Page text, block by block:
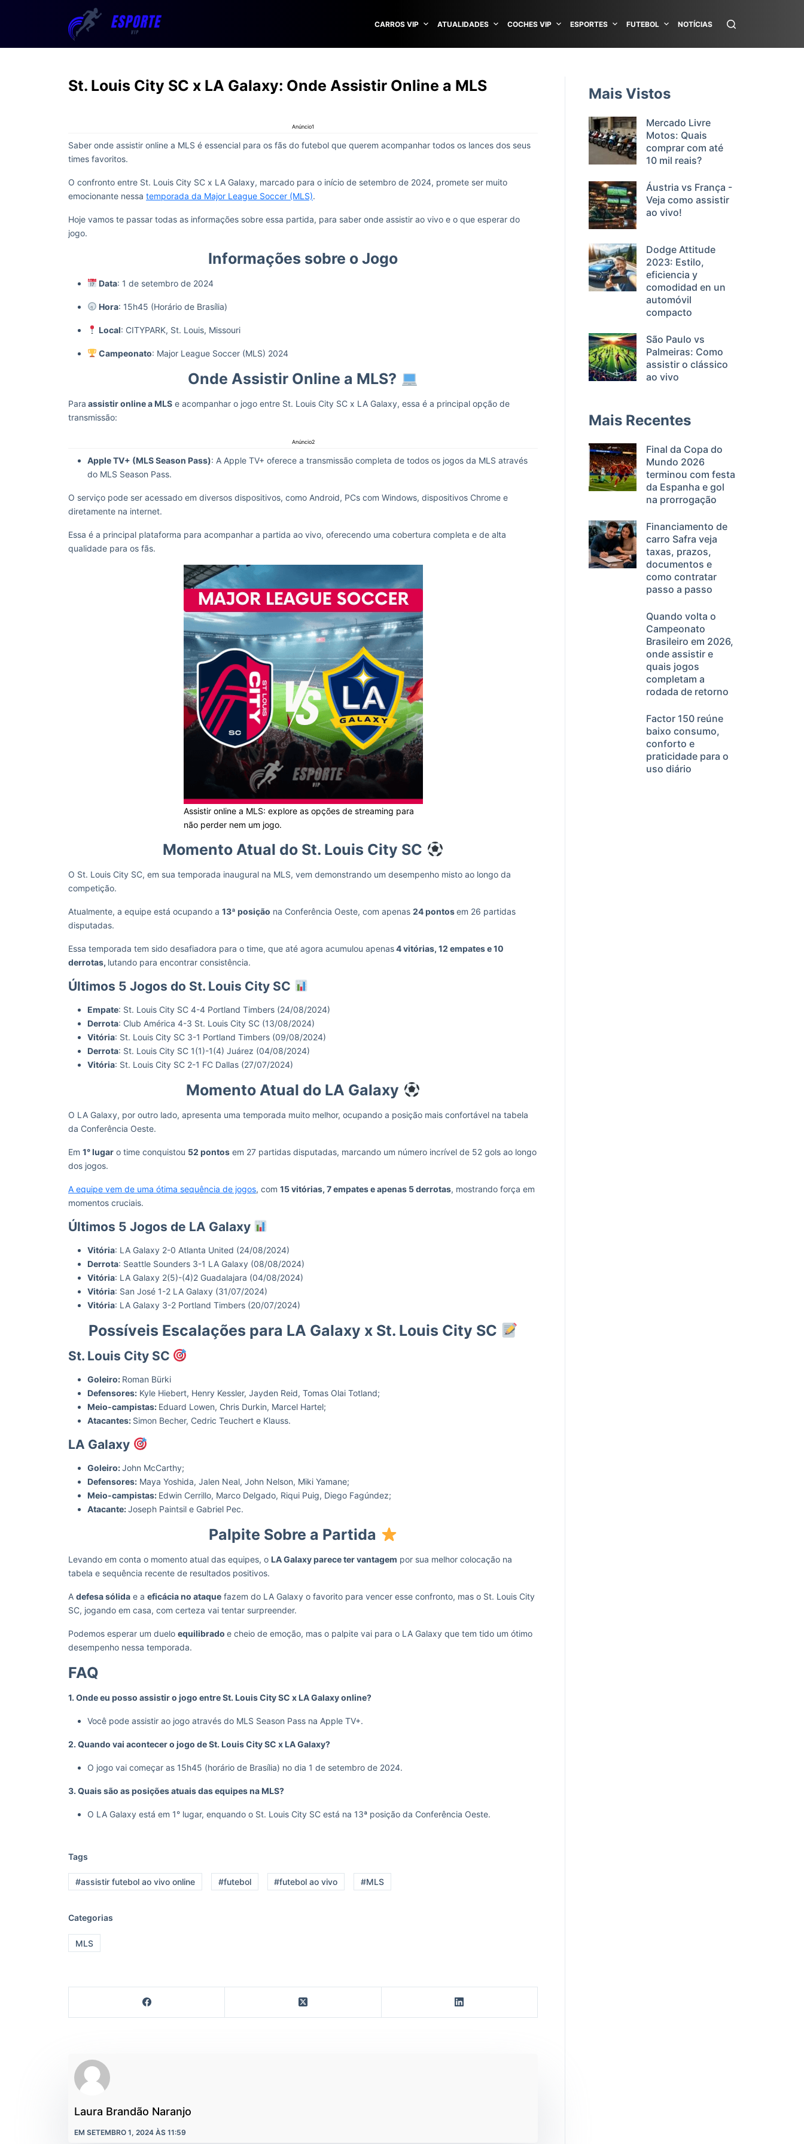
CARROS VIP ATUALIDADES COCHES VIP ESPORTES FUTEBOL NOTÍCIAS
St. Louis City SC x LA Galaxy: Onde Assistir Online a MLS
Anúncio1
Saber onde assistir online a MLS é essencial para os fãs do futebol que querem acompanhar todos os lances dos seus
times favoritos.
O confronto entre St. Louis City SC x LA Galaxy, marcado para o início de setembro de 2024, promete ser muito
emocionante nessa temporada da Major League Soccer (MLS).
Hoje vamos te passar todas as informações sobre essa partida, para saber onde assistir ao vivo e o que esperar do
jogo.
Informações sobre o Jogo
Data: 1 de setembro de 2024
Hora: 15h45 (Horário de Brasília)
Local: CITYPARK, St. Louis, Missouri
Campeonato: Major League Soccer (MLS) 2024
Onde Assistir Online a MLS?
Para assistir online a MLS e acompanhar o jogo entre St. Louis City SC x LA Galaxy, essa é a principal opção de
transmissão:
Anúncio2
Apple TV+ (MLS Season Pass): A Apple TV+ oferece a transmissão completa de todos os jogos da MLS através
do MLS Season Pass.
O serviço pode ser acessado em diversos dispositivos, como Android, PCs com Windows, dispositivos Chrome e
diretamente na internet.
Essa é a principal plataforma para acompanhar a partida ao vivo, oferecendo uma cobertura completa e de alta
qualidade para os fãs.
Assistir online a MLS: explore as opções de streaming para
não perder nem um jogo.
Momento Atual do St. Louis City SC
O St. Louis City SC, em sua temporada inaugural na MLS, vem demonstrando um desempenho misto ao longo da
competição.
Atualmente, a equipe está ocupando a 13ª posição na Conferência Oeste, com apenas 24 pontosem 26 partidas
disputadas.
Essa temporada tem sido desafiadora para o time, que até agora acumulou apenas4 vitórias, 12 empates e 10
derrotas, lutando para encontrar consistência.
Últimos 5 Jogos do St. Louis City SC
Empate: St. Louis City SC 4-4 Portland Timbers (24/08/2024)
Derrota: Club América 4-3 St. Louis City SC (13/08/2024)
Vitória: St. Louis City SC 3-1 Portland Timbers (09/08/2024)
Derrota: St. Louis City SC 1(1)-1(4) Juárez (04/08/2024)
Vitória: St. Louis City SC 2-1 FC Dallas (27/07/2024)
Momento Atual do LA Galaxy
O LA Galaxy, por outro lado, apresenta uma temporada muito melhor, ocupando a posição mais confortável na tabela
da Conferência Oeste.
Em 1° lugar o time conquistou 52 pontos em 27 partidas disputadas, marcando um número incrível de 52 gols ao longo
dos jogos.
A equipe vem de uma ótima sequência de jogos, com 15 vitórias, 7 empates e apenas 5 derrotas, mostrando força em
momentos cruciais.
Últimos 5 Jogos de LA Galaxy
Vitória: LA Galaxy 2-0 Atlanta United (24/08/2024)
Derrota: Seattle Sounders 3-1 LA Galaxy (08/08/2024)
Vitória: LA Galaxy 2(5)-(4)2 Guadalajara (04/08/2024)
Vitória: San José 1-2 LA Galaxy (31/07/2024)
Vitória: LA Galaxy 3-2 Portland Timbers (20/07/2024)
Possíveis Escalações para LA Galaxy x St. Louis City SC
St. Louis City SC
Goleiro: Roman Bürki
Defensores: Kyle Hiebert, Henry Kessler, Jayden Reid, Tomas Olai Totland;
Meio-campistas: Eduard Lowen, Chris Durkin, Marcel Hartel;
Atacantes: Simon Becher, Cedric Teuchert e Klauss.
LA Galaxy
Goleiro:John McCarthy;
Defensores: Maya Yoshida, Jalen Neal, John Nelson, Miki Yamane;
Meio-campistas: Edwin Cerrillo, Marco Delgado, Riqui Puig, Diego Fagúndez;
Atacante:Joseph Paintsil e Gabriel Pec.
Palpite Sobre a Partida
Levando em conta o momento atual das equipes, o LA Galaxy parece ter vantagem por sua melhor colocação na
tabela e sequência recente de resultados positivos.
A defesa sólida e a eficácia no ataque fazem do LA Galaxy o favorito para vencer esse confronto, mas o St. Louis City
SC, jogando em casa, com certeza vai tentar surpreender.
Podemos esperar um duelo equilibrado e cheio de emoção, mas o palpite vai para o LA Galaxy que tem tido um ótimo
desempenho nessa temporada.
FAQ
1. Onde eu posso assistir o jogo entre St. Louis City SC x LA Galaxy online?
Você pode assistir ao jogo através do MLS Season Pass na Apple TV+.
2. Quando vai acontecer o jogo de St. Louis City SC x LA Galaxy?
O jogo vai começar as 15h45 (horário de Brasília) no dia 1 de setembro de 2024.
3. Quais são as posições atuais das equipes na MLS?
O LA Galaxy está em 1° lugar, enquando o St. Louis City SC está na 13ª posição da Conferência Oeste.
Tags
#assistir futebol ao vivo online #futebol #futebol ao vivo #MLS
Categorias
MLS
Laura Brandão Naranjo
EM SETEMBRO 1, 2024 ÀS 11:59
Mais Vistos
Mercado Livre
Motos: Quais
comprar com até
10 mil reais?
Áustria vs França -
Veja como assistir
ao vivo!
Dodge Attitude
2023: Estilo,
eficiencia y
comodidad en un
automóvil
compacto
São Paulo vs
Palmeiras: Como
assistir o clássico
ao vivo
Mais Recentes
Final da Copa do
Mundo 2026
terminou com festa
da Espanha e gol
na prorrogação
Financiamento de
carro Safra veja
taxas, prazos,
documentos e
como contratar
passo a passo
Quando volta o
Campeonato
Brasileiro em 2026,
onde assistir e
quais jogos
completam a
rodada de retorno
Factor 150 reúne
baixo consumo,
conforto e
praticidade para o
uso diário